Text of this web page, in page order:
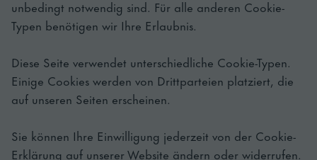
unbedingt notwendig sind. Für alle anderen Cookie-
Typen benötigen wir Ihre Erlaubnis.
Diese Seite verwendet unterschiedliche Cookie-Typen.
Einige Cookies werden von Drittparteien platziert, die
auf unseren Seiten erscheinen.
Sie können Ihre Einwilligung jederzeit von der Cookie-
Erklärung auf unserer Website ändern oder widerrufen.